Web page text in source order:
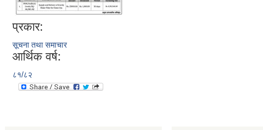
प्रकार:
सूचना तथा समाचार
आर्थिक वर्ष:
८१/८२